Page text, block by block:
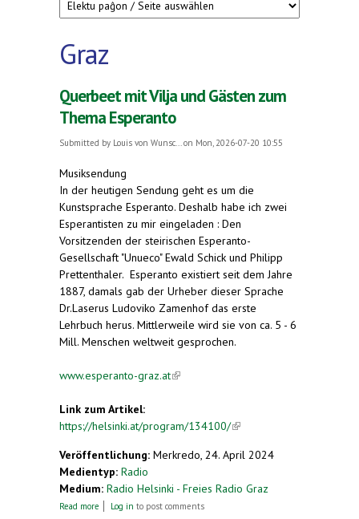
Graz
Querbeet mit Vilja und Gästen zum
Thema Esperanto
Submitted by Louis von Wunsc... on Mon, 2026-07-20 10:55
Musiksendung
In der heutigen Sendung geht es um die
Kunstsprache Esperanto. Deshalb habe ich zwei
Esperantisten zu mir eingeladen : Den
Vorsitzenden der steirischen Esperanto-
Gesellschaft "Unueco" Ewald Schick und Philipp
Prettenthaler. Esperanto existiert seit dem Jahre
1887, damals gab der Urheber dieser Sprache
Dr.Laserus Ludoviko Zamenhof das erste
Lehrbuch herus. Mittlerweile wird sie von ca. 5 - 6
Mill. Menschen weltweit gesprochen.
www.esperanto-graz.at(link is external)
Link zum Artikel:
https://helsinki.at/program/134100/(link is
Veröffentlichung: Merkredo, 24. April 2024
Medientyp: Radio
Medium: Radio Helsinki - Freies Radio Graz
Read more about Querbeet mit Vilja und Gästen zum Thema
Log in to post comments